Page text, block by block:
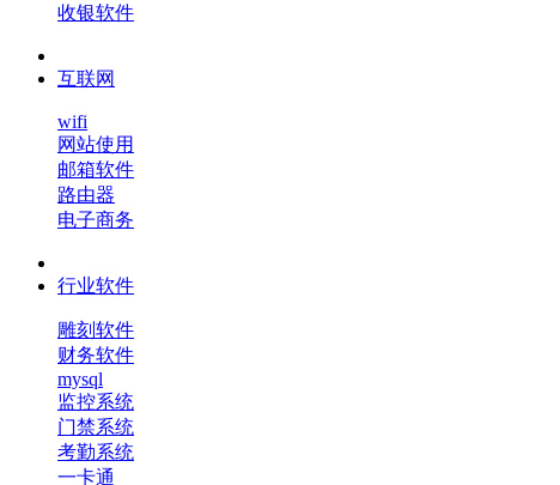
收银软件
互联网
wifi
网站使用
邮箱软件
路由器
电子商务
行业软件
雕刻软件
财务软件
mysql
监控系统
门禁系统
考勤系统
一卡通